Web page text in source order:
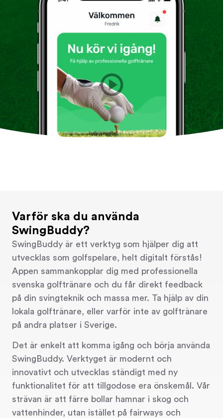
Varför ska du använda
SwingBuddy?
SwingBuddy är ett verktyg som hjälper dig att
utvecklas som golfspelare, helt digitalt förstås!
Appen sammankopplar dig med professionella
svenska golftränare och du får direkt feedback
på din svingteknik och massa mer. Ta hjälp av din
lokala golftränare, eller varför inte av golftränare
på andra platser i Sverige.
Det är enkelt att komma igång och börja använda
SwingBuddy. Verktyget är modernt och
innovativt och utvecklas ständigt med ny
funktionalitet för att tillgodose era önskemål. Vår
strävan är att färre bollar hamnar i skog och
vattenhinder, utan istället på fairways och